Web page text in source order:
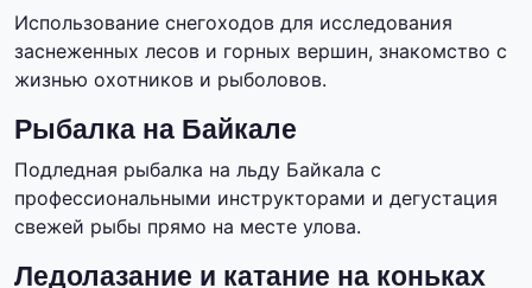
Использование снегоходов для исследования
заснеженных лесов и горных вершин, знакомство с
жизнью охотников и рыболовов.
Рыбалка на Байкале
Подледная рыбалка на льду Байкала с
профессиональными инструкторами и дегустация
свежей рыбы прямо на месте улова.
Ледолазание и катание на коньках